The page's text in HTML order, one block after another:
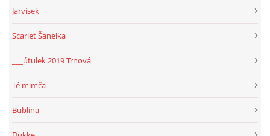
Jarvísek
Scarlet Šanelka
___útulek 2019 Trnová
Té mimča
Bublina